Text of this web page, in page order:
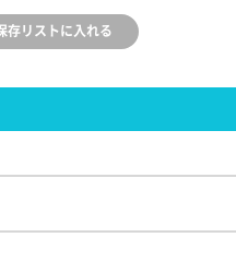
存リストに入れる